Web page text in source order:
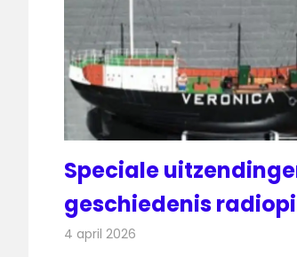
Speciale
geschiedenis
4 april 2026